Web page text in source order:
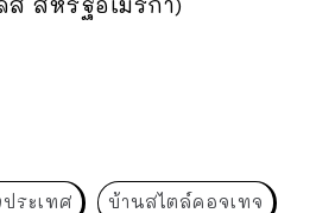
ระเทศ บ้านสไตล์คอจเทจ